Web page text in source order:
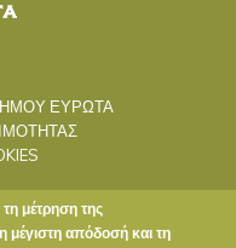
ΕΥΡΩΤΑ
μέτρηση της
μέγιστη απόδοσή και τη